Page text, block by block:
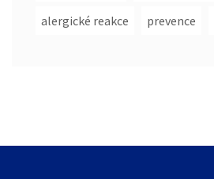
alergické reakce prevence